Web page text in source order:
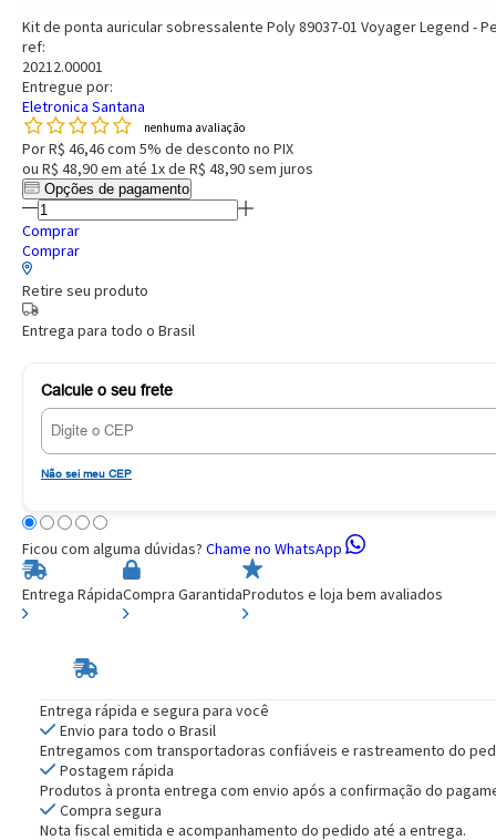
Kit de ponta auricular sobressalente Poly 89037-01 Voyager Legend -
ref:
20212.00001
Entregue por:
Eletronica Santana
nenhuma avaliação
PorR$ 46,46com 5% de desconto no PIX
ou R$ 48,90em até 1x de R$ 48,90sem juros
Opções de pagamento
Comprar
Comprar
Retire seu produto
Entrega para todo o Brasil
Calcule o seu frete
Não sei meu CEP
Ficou com alguma dúvidas? Chame no WhatsApp
Entrega RápidaCompra GarantidaProdutos e loja bem avaliados
Entrega rápida e segura para você
Envio para todo o Brasil
Entregamos com transportadoras confiáveis e rastreamento do
Postagem rápida
Produtos à pronta entrega com envio após a confirmação do
Compra segura
Nota fiscal emitida e acompanhamento do pedido até a entrega.